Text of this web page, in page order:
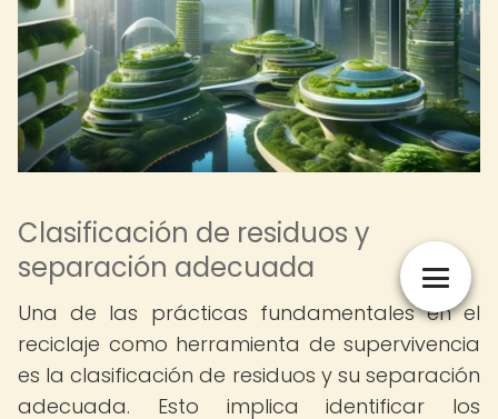
Clasificación de residuos y
separación adecuada
Una de las prácticas fundamentales en el
reciclaje como herramienta de supervivencia
es la clasificación de residuos y su separación
adecuada. Esto implica identificar los